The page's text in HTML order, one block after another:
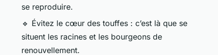
se reproduire.
🔹 Évitez le cœur des touffes : c’est là que se
situent les racines et les bourgeons de
renouvellement.